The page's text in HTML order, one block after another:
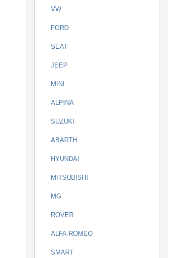
VW
FORD
SEAT
JEEP
MINI
ALPINA
SUZUKI
ABARTH
HYUNDAI
MITSUBISHI
MG
ROVER
ALFA-ROMEO
SMART